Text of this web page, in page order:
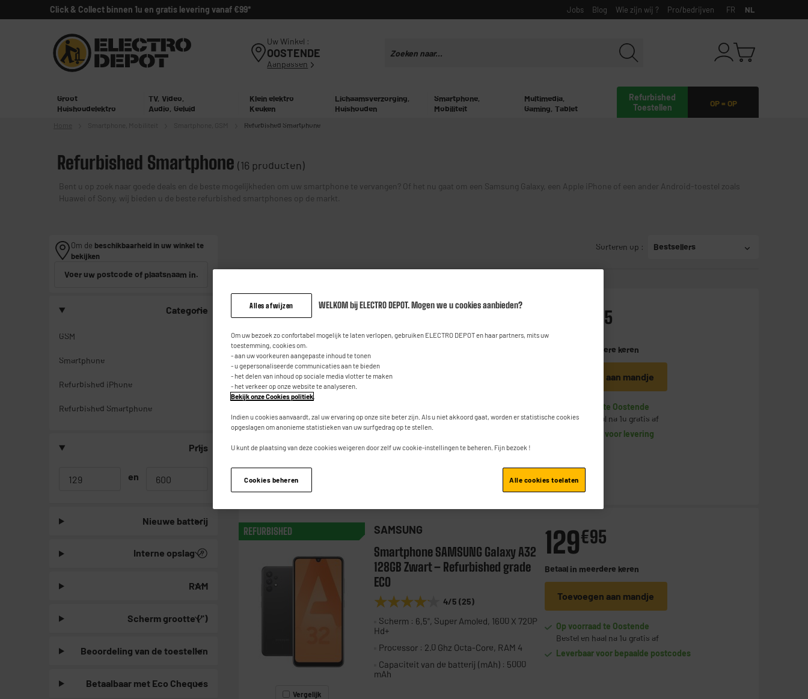
Click & Collect binnen 1u en gratis levering vanaf €99* Jobs Blog Wie zijn wij ? Pro/bedrijven FR NL
Uw Winkel :
OOSTENDE
Aanpassen
OP = OP
Refurbished
Toestellen
Groot
Huishoudelektro
TV, Video,
Audio, Geluid
Klein elektro
Keuken
Lichaamsverzorging,
Huishouden
Smartphone,
Mobiliteit
Multimedia,
Gaming, Tablet
Mobiliteit Refurbished Smartphone
Refurbished Smartphone (16 producten)
Bent u op zoek naar goede deals en de beste mogelijkheden om uw smartphone te vervangen? Of het nu gaat om een Samsung Galaxy, een Apple iPhone of een ander Android-toestel zoals
Huawei of Sony, wij bieden u de beste refurbished smartphones op de markt.
Om de beschikbaarheid in uw winkel te
bekijken
Voer uw postcode of plaatsnaam in.
Categorie
GSM
Smartphone
Refurbished iPhone
Refurbished Smartphone
Prijs
en
Nieuwe batterij
Interne opslag
RAM
Scherm grootte (")
Beoordeling van de toestellen
Betaalbaar met Eco Cheques
Sorteren op : Bestsellers
REFURBISHED SAMSUNG
Smartphone SAMSUNG Galaxy S23
Nieuwe batterij
★★★★★
★★★★★
Processor : 3,36 Ghz Octa-Core, RAM 8
mAh
95
meerdere keren
Toevoegen aan mandje
Op voorraad te Oostende
Bestel en haal na 1u gratis af
Beschikbaar voor levering
REFURBISHED
Vergelijk
SAMSUNG
Smartphone SAMSUNG Galaxy A32
128GB Zwart – Refurbished grade
ECO
★★★★★
★★★★★ 4/5 (25)
Scherm : 6,5", Super Amoled, 1600 X 720P
Hd+
Processor : 2.0 Ghz Octa-Core, RAM 4
Capaciteit van de batterij (mAh) : 5000
mAh
129€95
Betaal in meerdere keren
Toevoegen aan mandje
Op voorraad te Oostende
Bestel en haal na 1u gratis af
Leverbaar voor bepaalde postcodes
Alles afwijzen WELKOM bij ELECTRO DEPOT. Mogen we u cookies aanbieden?
Om uw bezoek zo confortabel mogelijk te laten verlopen, gebruiken ELECTRO DEPOT en haar partners, mits uw
toestemming, cookies om:
- aan uw voorkeuren aangepaste inhoud te tonen
- u gepersonaliseerde communicaties aan te bieden
- het delen van inhoud op sociale media vlotter te maken
- het verkeer op onze website te analyseren.
Bekijk onze Cookies politiek
Indien u cookies aanvaardt, zal uw ervaring op onze site beter zijn. Als u niet akkoord gaat, worden er statistische cookies
opgeslagen om anonieme statistieken van uw surfgedrag op te stellen.
U kunt de plaatsing van deze cookies weigeren door zelf uw cookie-instellingen te beheren. Fijn bezoek !
Cookies beheren Alle cookies toelaten